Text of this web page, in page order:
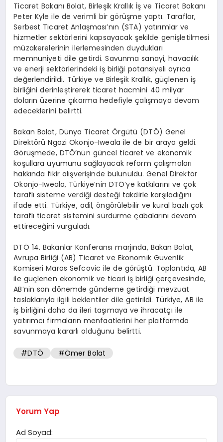
Ticaret Bakanı Bolat, Birleşik Krallık İş ve Ticaret Bakanı
Peter Kyle ile de verimli bir görüşme yaptı. Taraflar,
Serbest Ticaret Anlaşması’nın (STA) yatırımlar ve
hizmetler sektörlerini kapsayacak şekilde genişletilmesi
müzakerelerinin ilerlemesinden duydukları
memnuniyeti dile getirdi. Savunma sanayi, havacılık
ve enerji sektörlerindeki iş birliği potansiyeli ayrıca
değerlendirildi. Türkiye ve Birleşik Krallık, güçlenen iş
birliğini derinleştirerek ticaret hacmini 40 milyar
doların üzerine çıkarma hedefiyle çalışmaya devam
edeceklerini belirtti.
Bakan Bolat, Dünya Ticaret Örgütü (DTÖ) Genel
Direktörü Ngozi Okonjo-Iweala ile de bir araya geldi.
Görüşmede, DTÖ’nün güncel ticaret ve ekonomik
koşullara uyumunu sağlayacak reform çalışmaları
hakkında fikir alışverişinde bulunuldu. Genel Direktör
Okonjo-Iweala, Türkiye’nin DTÖ’ye katkılarını ve çok
taraflı sisteme verdiği desteği takdirle karşıladığını
ifade etti. Türkiye, adil, öngörülebilir ve kural bazlı çok
taraflı ticaret sistemini sürdürme çabalarını devam
ettireceğini vurguladı.
DTÖ 14. Bakanlar Konferansı marjında, Bakan Bolat,
Avrupa Birliği (AB) Ticaret ve Ekonomik Güvenlik
Komiseri Maros Sefcovic ile de görüştü. Toplantıda, AB
ile güçlenen ekonomik ve ticari iş birliği çerçevesinde,
AB’nin son dönemde gündeme getirdiği mevzuat
taslaklarıyla ilgili beklentiler dile getirildi. Türkiye, AB ile
iş birliğini daha da ileri taşımaya ve ihracatçı ile
yatırımcı firmaların menfaatlerini her platformda
savunmaya kararlı olduğunu belirtti.
#DTÖ #Ömer Bolat
Yorum Yap
Ad Soyad: